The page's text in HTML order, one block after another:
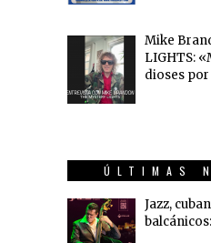
Mike
LIGHTS:
dioses
ÚLTIMAS
Jazz,